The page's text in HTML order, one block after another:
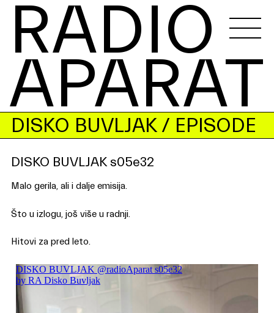
RADIO
APARAT
DISKO BUVLJAK/ EPISODE
DISKO BUVLJAK s05e32
Malo gerila, ali i dalje emisija.
Što u izlogu, još više u radnji.
Hitovi za pred leto.